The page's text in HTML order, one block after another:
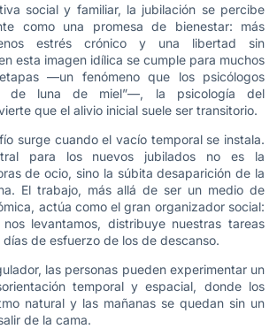
social y familiar, la jubilación se percibe
como una promesa de bienestar: más
estrés crónico y una libertad sin
esta imagen idílica se cumple para muchos
—un fenómeno que los psicólogos
de luna de miel”—, la psicología del
que el alivio inicial suele ser transitorio.
surge cuando el vacío temporal se instala.
para los nuevos jubilados no es la
de ocio, sino la súbita desaparición de la
El trabajo, más allá de ser un medio de
actúa como el gran organizador social:
levantamos, distribuye nuestras tareas
de esfuerzo de los de descanso.
las personas pueden experimentar un
temporal y espacial, donde los
natural y las mañanas se quedan sin un
de la cama.